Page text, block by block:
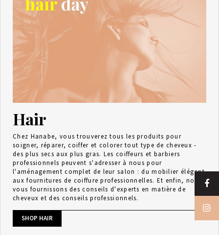
Hair
Chez Hanabe, vous trouverez tous les produits pour
soigner, réparer, coiffer et colorer tout type de cheveux -
des plus secs aux plus gras. Les coiffeurs et barbiers
professionnels peuvent s'adresser à nous pour
l'aménagement complet de leur salon : du mobilier élégant
aux fournitures de coiffure professionnelles. Et enfin, nous
vous fournissons des conseils d'experts en matière de
cheveux et des conseils professionnels.
SHOP HAIR